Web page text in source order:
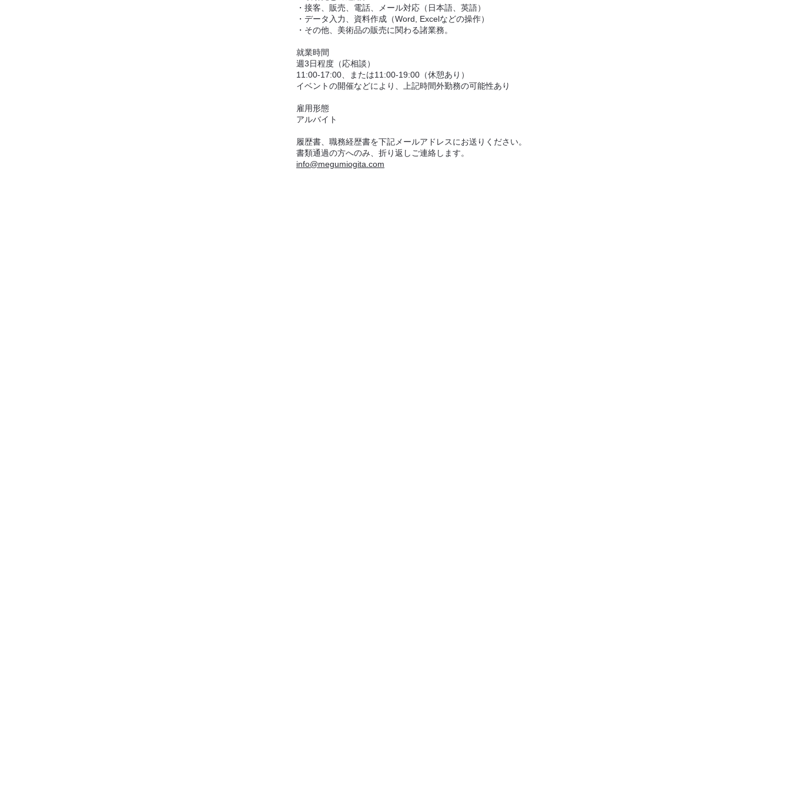
・接客、販売、電話、メール対応（日本語、英語）
・データ入力、資料作成（Word, Excelなどの操作）
・その他、美術品の販売に関わる諸業務。
就業時間
週3日程度（応相談）
11:00-17:00、または11:00-19:00（休憩あり）
イベントの開催などにより、上記時間外勤務の可能性あり
雇用形態
アルバイト
履歴書、職務経歴書を下記メールアドレスにお送りください。
書類通過の方へのみ、折り返しご連絡します。
info@megumiogita.com